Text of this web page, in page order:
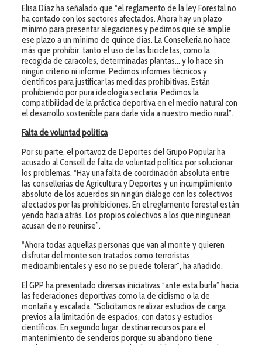
Elisa Díaz ha señalado que “el reglamento de la ley Forestal no
ha contado con los sectores afectados. Ahora hay un plazo
mínimo para presentar alegaciones y pedimos que se amplíe
ese plazo a un mínimo de quince días. La Conselleria no hace
más que prohibir, tanto el uso de las bicicletas, como la
recogida de caracoles, determinadas plantas… y lo hace sin
ningún criterio ni informe. Pedimos informes técnicos y
científicos para justificar las medidas prohibitivas. Están
prohibiendo por pura ideología sectaria. Pedimos la
compatibilidad de la práctica deportiva en el medio natural con
el desarrollo sostenible para darle vida a nuestro medio rural”.
Falta de voluntad política
Por su parte, el portavoz de Deportes del Grupo Popular ha
acusado al Consell de falta de voluntad política por solucionar
los problemas. “Hay una falta de coordinación absoluta entre
las consellerias de Agricultura y Deportes y un incumplimiento
absoluto de los acuerdos sin ningún diálogo con los colectivos
afectados por las prohibiciones. En el reglamento forestal están
yendo hacia atrás. Los propios colectivos a los que ningunean
acusan de no reunirse”.
“Ahora todas aquellas personas que van al monte y quieren
disfrutar del monte son tratados como terroristas
medioambientales y eso no se puede tolerar”, ha añadido.
El GPP ha presentado diversas iniciativas “ante esta burla” hacia
las federaciones deportivas como la de ciclismo o la de
montaña y escalada. “Solicitamos realizar estudios de carga
previos a la limitación de espacios, con datos y estudios
científicos. En segundo lugar, destinar recursos para el
mantenimiento de senderos porque su abandono tiene